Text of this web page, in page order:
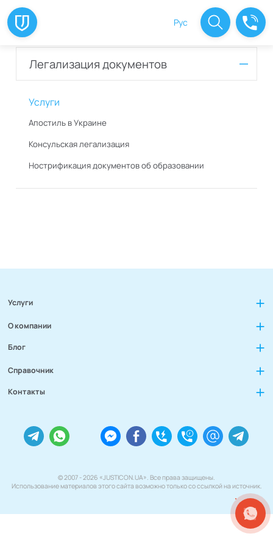
Рус
Легализация документов
Услуги
Апостиль в Украине
Консульская легализация
Нострификация документов об образовании
Услуги
О компании
Блог
Справочник
Контакты
© 2007 - 2026 «JUSTICON.UA». Все права защищены.
Использование материалов этого сайта возможно только со ссылкой на источник.